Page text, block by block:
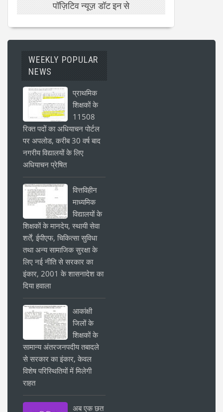
पॉज़िटिव न्यूज़ डॉट इन से
WEEKLY POPULAR
NEWS
प्राथमिक
शिक्षकों के
11508
रिक्त पदों का अधियाचन पोर्टल
पर अपलोड, करीब 30 वर्ष बाद
नगरीय विद्यालयों के लिए
अधियाचन प्रेषित
वित्तविहीन
माध्यमिक
विद्यालयों के
शिक्षकों के मानदेय, स्थायी सेवा
शर्तें, ईपीएफ, चिकित्सा सुविधा
तथा अन्य सामाजिक सुरक्षा के
लिए नई नीति से सरकार का
इंकार, 2001 के शासनादेश का
दिया हवाला
आकांक्षी
जिलों के
शिक्षकों के
सामान्य अंतरजनपदीय तबादले
से सरकार का इंकार, केवल
विशेष परिस्थितियों में मिलेगी
राहत
अब एक छत